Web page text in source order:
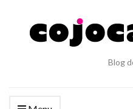
Blog